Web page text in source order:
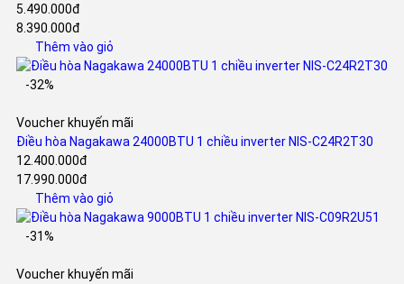
5.490.000đ
8.390.000đ
Thêm vào giỏ
-32%
Voucher khuyến mãi
Điều hòa Nagakawa 24000BTU 1 chiều inverter NIS-C24R2T30
12.400.000đ
17.990.000đ
Thêm vào giỏ
-31%
Voucher khuyến mãi